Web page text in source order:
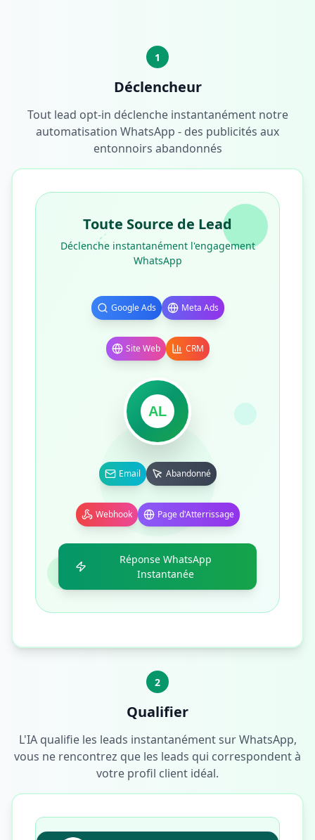
1
Déclencheur
Tout lead opt-in déclenche instantanément notre
automatisation WhatsApp - des publicités aux
entonnoirs abandonnés
Toute Source de Lead
Déclenche instantanément l'engagement
WhatsApp
Google Ads Meta Ads
Site Web CRM
AL
Email Abandonné
Webhook Page d'Atterrissage
Réponse WhatsApp
Instantanée
2
Qualifier
L'IA qualifie les leads instantanément sur WhatsApp,
vous ne rencontrez que les leads qui correspondent à
votre profil client idéal.